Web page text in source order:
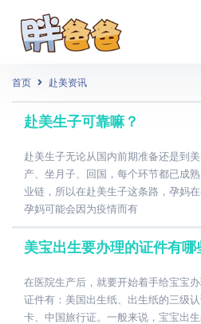
首页 赴美资讯
赴美生子可靠嘛？
赴美生子无论从国内前期准备还是到
产、坐月子、回国，每个环节都已成
业链，所以在赴美生子这条路，孕妈
孕妈可能会因为疫情而有
美宝出生要办理的证件有哪
在医院生产后，就要开始着手给宝宝
证件有：美国出生纸、出生纸的三级
卡、中国旅行证。一般来说，宝宝出